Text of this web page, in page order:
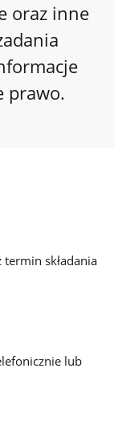
oraz inne
prawo.
składania
lub